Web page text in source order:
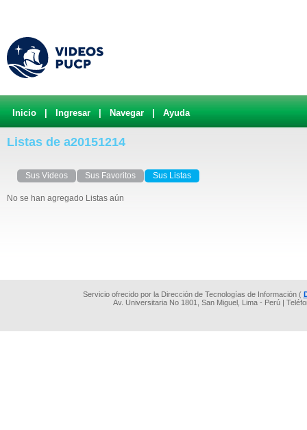
Inicio Ingresar Navegar Ayuda
Listas de a20151214
Sus Videos Sus Favoritos Sus Listas
No se han agregado Listas aún
Servicio ofrecido por la Dirección de Tecnologías de Información (
Av. Universitaria No 1801, San Miguel, Lima - Perú |